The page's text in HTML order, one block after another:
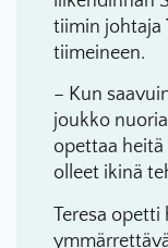
tiimin johtaja
tiimeineen.
– Kun
joukko
opettaa
olleet ikinä
Teresa opetti